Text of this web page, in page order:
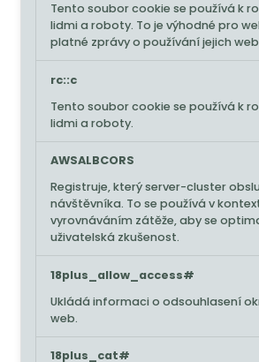
Tento soubor cookie se používá k
lidmi a roboty. To je výhodné pro
platné zprávy o používání jejich
rc::c
Tento soubor cookie se používá k
lidmi a roboty.
AWSALBCORS
Registruje, který server-cluster
návštěvníka. To se používá v
vyrovnáváním zátěže, aby se
uživatelská zkušenost.
18plus_allow_access#
Ukládá informaci o odsouhlasení
web.
18plus_cat#